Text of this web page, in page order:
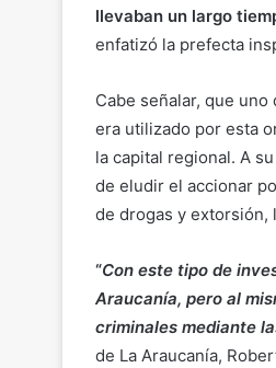
llevaban un largo
enfatizó la prefecta
Cabe señalar, que
era utilizado por esta
la capital regional. A
de eludir el accionar
de drogas y extorsión,
“Con este tipo de
Araucanía, pero al
criminales mediante
de La Araucanía,